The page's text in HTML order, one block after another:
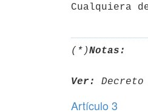
(*)Notas:
Ver:
Artículo 3